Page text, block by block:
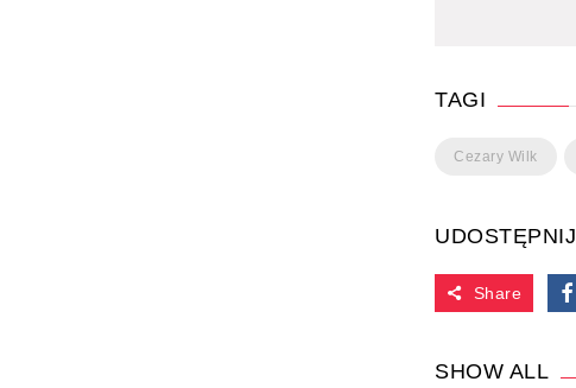
TAGI
Cezary Wilk
UDOSTĘPNIJ
Share
SHOW ALL